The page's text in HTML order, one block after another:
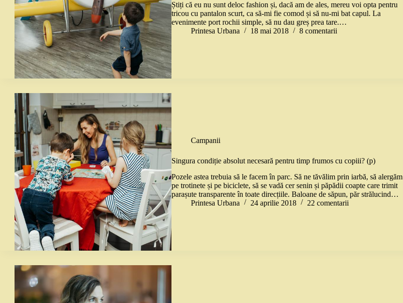
Știți că eu nu sunt deloc fashion și, dacă am de ales, mereu voi opta pentru
tricou cu pantalon scurt, ca să-mi fie comod și să nu-mi bat capul. La
evenimente port rochii simple, să nu dau greș prea tare.…
Printesa Urbana
18 mai 2018 8 comentarii
Campanii
Singura condiție absolut necesară pentru timp frumos cu copiii? (p)
Pozele astea trebuia să le facem în parc. Să ne tăvălim prin iarbă, să alergăm
pe trotinete și pe biciclete, să se vadă cer senin și păpădii coapte care trimit
parașute transparente în toate direcțiile. Baloane de săpun, păr strălucind…
Printesa Urbana
24 aprilie 2018 22 comentarii